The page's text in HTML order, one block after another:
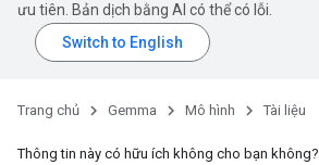
ưu tiên. Bản dịch bằng AI có thể có lỗi.
Trang chủ Gemma Mô hình Tài liệu
Thông tin này có hữu ích không cho bạn không?